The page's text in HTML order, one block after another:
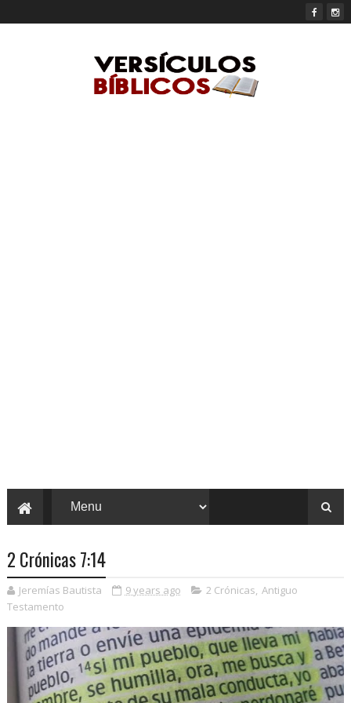
2 Crónicas 7:14
Jeremías Bautista 9 years ago 2 Crónicas, Antiguo
Testamento